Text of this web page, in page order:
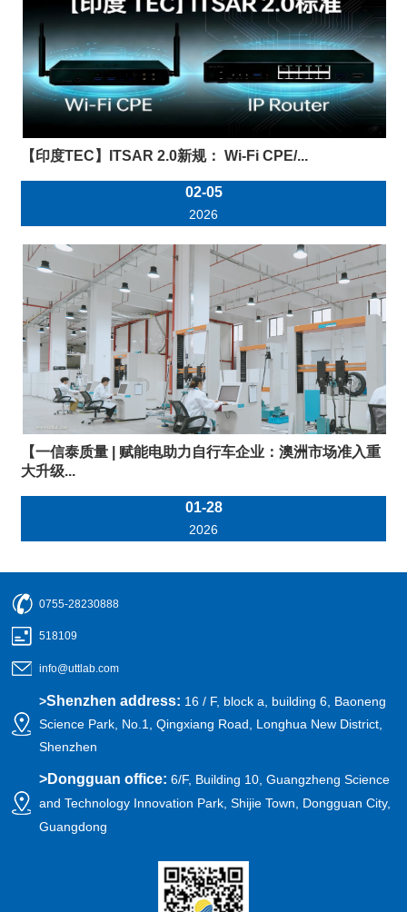
【印度TEC】ITSAR 2.0新规： Wi-Fi CPE/...
02-05
2026
【一信泰质量 | 赋能电助力自行车企业：澳洲市场准入重
大升级...
01-28
2026
0755-28230888
518109
info@uttlab.com
>Shenzhen address: 16 / F, block a, building 6, Baoneng
Science Park, No.1, Qingxiang Road, Longhua New District,
Shenzhen
>Dongguan office:6/F, Building 10, Guangzheng Science
and Technology Innovation Park, Shijie Town, Dongguan City,
Guangdong